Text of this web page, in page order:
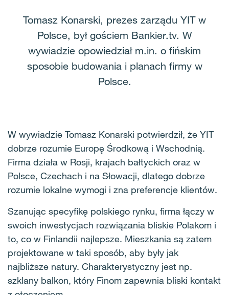
Tomasz Konarski, prezes zarządu YIT w
Polsce, był gościem Bankier.tv. W
wywiadzie opowiedział m.in. o fińskim
sposobie budowania i planach firmy w
Polsce.
W wywiadzie Tomasz Konarski potwierdził, że YIT
dobrze rozumie Europę Środkową i Wschodnią.
Firma działa w Rosji, krajach bałtyckich oraz w
Polsce, Czechach i na Słowacji, dlatego dobrze
rozumie lokalne wymogi i zna preferencje klientów.
Szanując specyfikę polskiego rynku, firma łączy w
swoich inwestycjach rozwiązania bliskie Polakom i
to, co w Finlandii najlepsze. Mieszkania są zatem
projektowane w taki sposób, aby były jak
najbliższe natury. Charakterystyczny jest np.
szklany balkon, który Finom zapewnia bliski kontakt